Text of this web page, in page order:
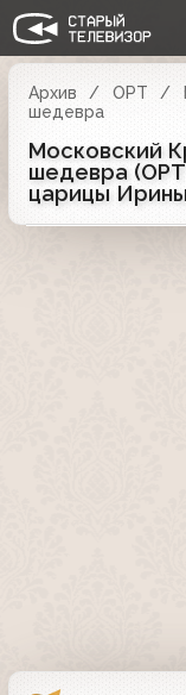
Архив ОРТ
шедевра
Московский
шедевра
царицы